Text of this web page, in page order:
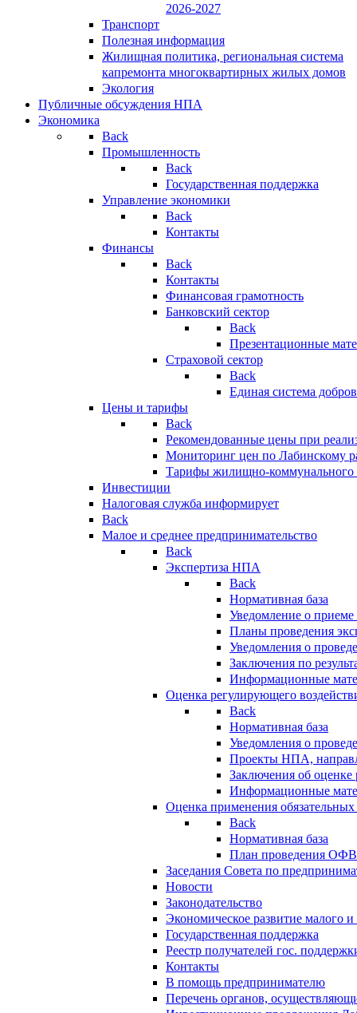
2026-2027
Транспорт
Полезная информация
Жилищная политика, региональная система
капремонта многоквартирных жилых домов
Экология
Публичные обсуждения НПА
Экономика
Back
Промышленность
Back
Государственная поддержка
Управление экономики
Back
Контакты
Финансы
Back
Контакты
Финансовая грамотность
Банковский сектор
Back
Презентационные
Страховой сектор
Back
Единая система
Цены и тарифы
Back
Рекомендованные цены при
Мониторинг цен по Лабинскому
Тарифы жилищно-коммунального
Инвестиции
Налоговая служба информирует
Back
Малое и среднее предпринимательство
Back
Экспертиза НПА
Back
Нормативная база
Уведомление о
Планы проведения
Уведомления о
Заключения по
Информационные
Оценка регулирующего
Back
Нормативная база
Уведомления о
Проекты НПА,
Заключения об
Информационные
Оценка применения
Back
Нормативная база
План проведения
Заседания Совета по
Новости
Законодательство
Экономическое развитие малого и
Государственная поддержка
Реестр получателей гос.
Контакты
В помощь предпринимателю
Перечень органов,